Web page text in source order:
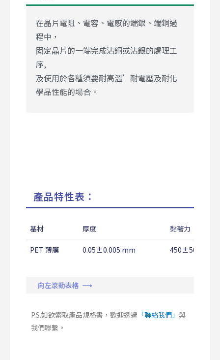
在晶片電阻、電容、電感的端銀、端銅過
程中，
固定晶片的一端完成沾銅或沾銀的處理工
序,
及使用於各種須要耐高溫’耐電壓及耐化
學品性能的場合。
產品特性表：
基材 厚度 黏著力
PET 薄膜 0.05±0.005 mm 450±50 g/
向左滾動表格 ⟶
P.S.如欲索取產品規格書，歡迎透過 「聯絡我們」 與
我們聯繫。